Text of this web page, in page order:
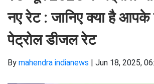
नए रेट : जानिए क्या है
पेट्रोल डीजल रेट ​​​​​​​
By mahendra indianews | Jun 18, 2025,